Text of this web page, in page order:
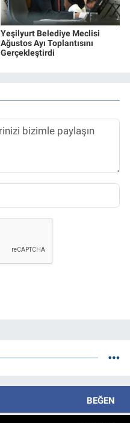
Yeşilyurt Belediye Meclisi
Ağustos Ayı Toplantısını
Gerçekleştirdi
BEĞEN